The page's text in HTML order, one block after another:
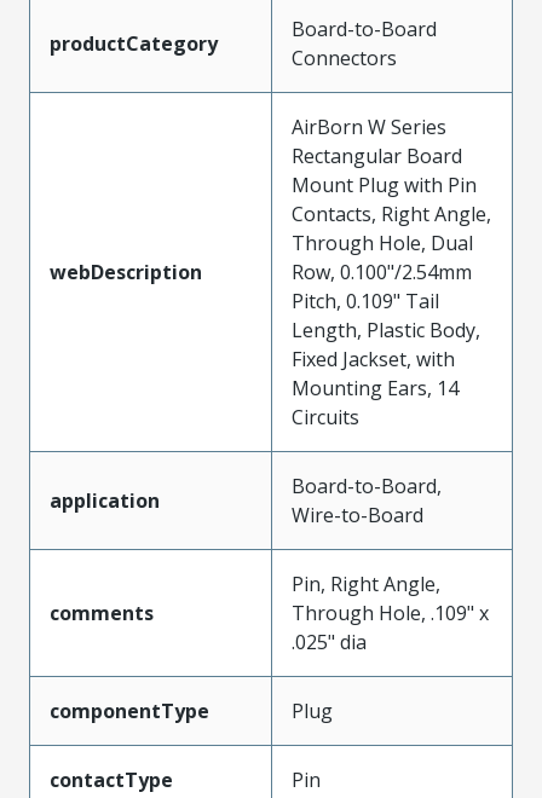
productCategory
Board-to-Board
Connectors
webDescription
AirBorn W Series
Rectangular Board
Mount Plug with Pin
Contacts, Right Angle,
Through Hole, Dual
Row, 0.100"/2.54mm
Pitch, 0.109" Tail
Length, Plastic Body,
Fixed Jackset, with
Mounting Ears, 14
Circuits
application
Board-to-Board,
Wire-to-Board
comments
Pin, Right Angle,
Through Hole, .109" x
.025" dia
componentType Plug
contactType Pin